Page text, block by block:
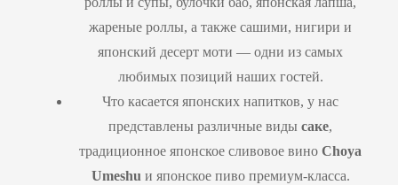
жареные роллы, а также сашими, нигири и
японский десерт моти — одни из самых
любимых позиций наших гостей.
Что касается японских напитков, у нас
представлены различные виды саке,
традиционное японское сливовое вино Choya
Umeshu и японское пиво премиум-класса.